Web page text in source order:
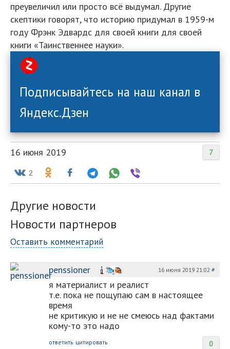
преувеличил или просто всё выдумал. Другие
скептики говорят, что историю придумал в 1959-м
году Фрэнк Эдвардс для своей книги для своей
книги «Таинственнее науки».
Подписывайтесь на наш канал в
Яндекс.Дзен
7
16 июня 2019
2
Другие новости
Новости партнеров
Оставить комментарий
penssioner 16 июня 2019 21:02 #
я материалист и реалист
т.е. пока не пощупаю сам в настоящее
время
не критикую и не не смеюсь над фактами
кому-то это надо
0
ответить цитировать